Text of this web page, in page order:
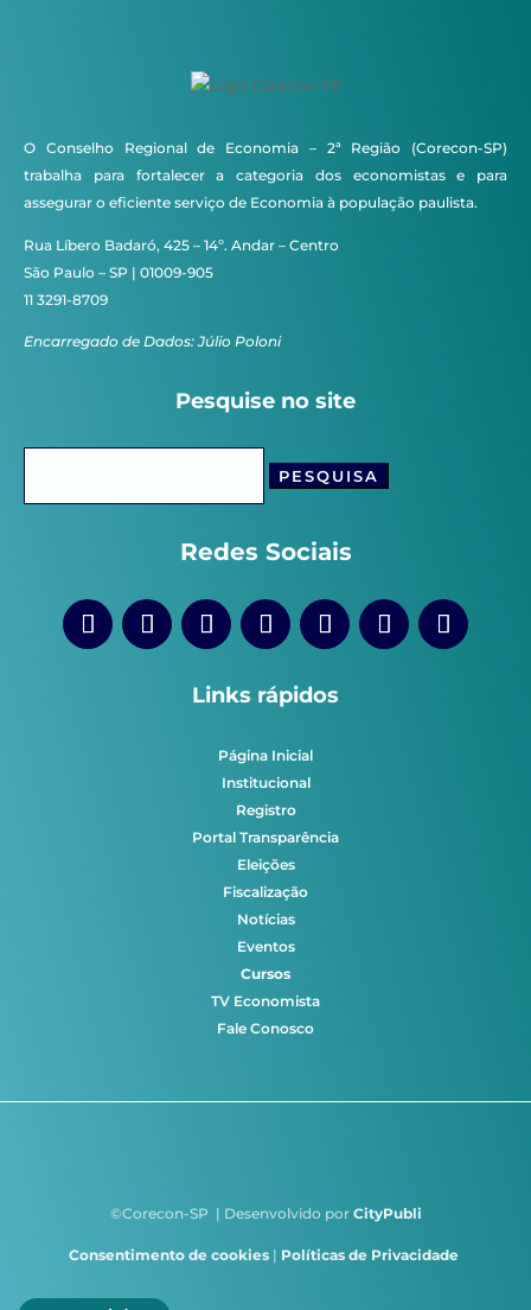
O Conselho Regional de Economia – 2ª Região (Corecon-SP)
trabalha para fortalecer a categoria dos economistas e para
assegurar o eficiente serviço de Economia à população paulista.
Rua Líbero Badaró, 425 – 14º. Andar – Centro
São Paulo – SP | 01009-905
11 3291-8709
Encarregado de Dados: Júlio Poloni
Pesquise no site
Redes Sociais
Links rápidos
Página Inicial
Institucional
Registro
Portal Transparência
Eleições
Fiscalização
Notícias
Eventos
Cursos
TV Economista
Fale Conosco
©Corecon-SP | Desenvolvido por CityPubli
Consentimento de cookies | Políticas de Privacidade